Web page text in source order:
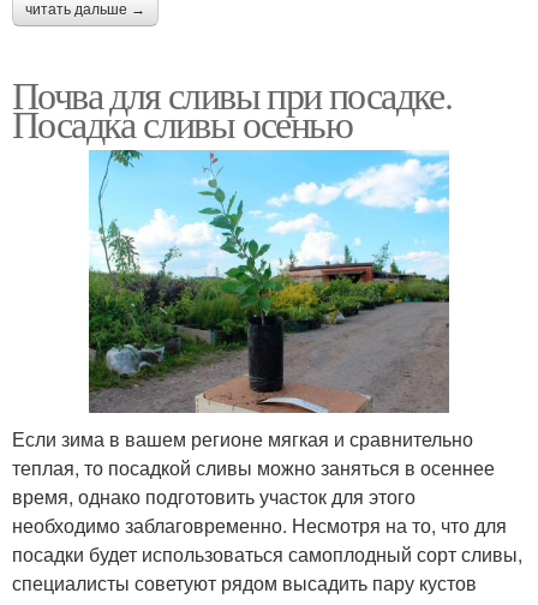
читать дальше →
Почва для сливы при посадке.
Посадка сливы осенью
Если зима в вашем регионе мягкая и сравнительно
теплая, то посадкой сливы можно заняться в осеннее
время, однако подготовить участок для этого
необходимо заблаговременно. Несмотря на то, что для
посадки будет использоваться самоплодный сорт сливы,
специалисты советуют рядом высадить пару кустов